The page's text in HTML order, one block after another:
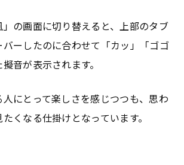
の画面に切り替えると、上部のタブ
ーしたのに合わせて「カッ」「ゴゴ
音が表示されます。
にとって楽しさを感じつつも、思わ
たくなる仕掛けとなっています。